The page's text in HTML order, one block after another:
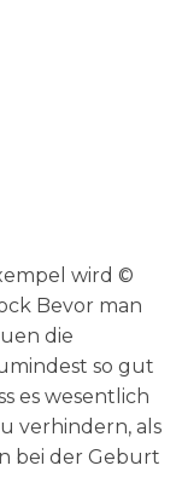
wird ©
Bevor man
die
so gut
es wesentlich
verhindern, als
bei der Geburt